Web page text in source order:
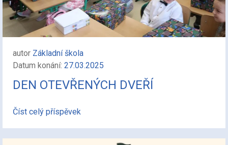
autor Základní škola
Datum konání: 27.03.2025
DEN OTEVŘENÝCH DVEŘÍ
Číst celý příspěvek